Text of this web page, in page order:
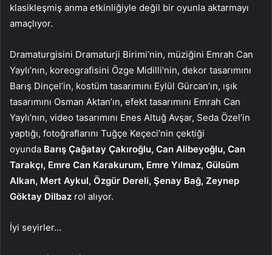
klasikleşmiş anma etkinliğiyle değil bir oyunla aktarmayı
amaçlıyor.
Dramaturgisini Dramaturji Birimi’nin, müziğini Emrah Can
Yaylı’nın, koreografisini Özge Midilli’nin, dekor tasarımını
Barış Dinçel’in, kostüm tasarımını Eylül Gürcan’ın, ışık
tasarımını Osman Aktan’ın, efekt tasarımını Emrah Can
Yaylı’nın, video tasarımını Enes Altuğ Avşar, Seda Özel’in
yaptığı, fotoğraflarını Tuğçe Keçeci’nin çektiği
oyunda Barış Çağatay Çakıroğlu, Can Alibeyoğlu, Can
Tarakçı, Emre Can Karakurum, Emre Yılmaz, Gülsüm
Alkan, Mert Aykul, Özgür Dereli, Şenay Bağ, Zeynep
Göktay Dilbaz rol alıyor.
İyi seyirler…